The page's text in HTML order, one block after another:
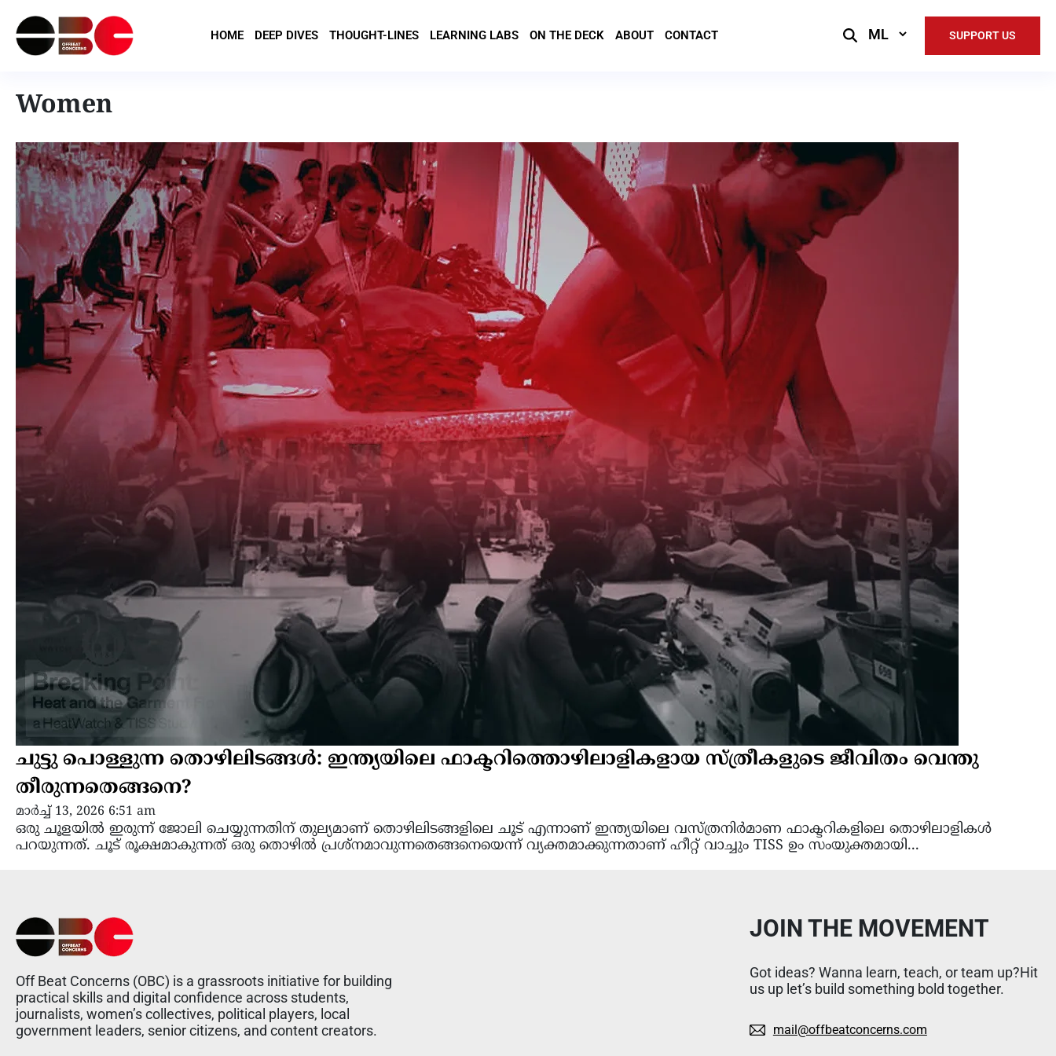
HOME DEEP DIVES THOUGHT-LINES LEARNING LABS ON THE DECK ABOUT CONTACT
Select
SUPPORT US
Women
ചുട്ടു പൊള്ളുന്ന തൊഴിലിടങ്ങള്‍: ഇന്ത്യയിലെ ഫാക്ടറിത്തൊഴിലാളികളായ സ്ത്രീകളുടെ ജീവിതം വെന്തു
തീരുന്നതെങ്ങനെ?
മാർച്ച്‌ 13, 2026 6:51 am
ഒരു ചൂളയിൽ ഇരുന്ന് ജോലി ചെയ്യുന്നതിന് തുല്യമാണ് തൊഴിലിടങ്ങളിലെ ചൂട് എന്നാണ് ഇന്ത്യയിലെ വസ്ത്രനിർമാണ ഫാക്ടറികളിലെ തൊഴിലാളികൾ
പറയുന്നത്. ചൂട് രൂക്ഷമാകുന്നത് ഒരു തൊഴിൽ പ്രശ്നമാവുന്നതെങ്ങനെയെന്ന് വ്യക്തമാക്കുന്നതാണ് ഹീറ്റ് വാച്ചും TISS ഉം സംയുക്തമായി...
Off Beat Concerns (OBC) is a grassroots initiative for building
practical skills and digital confidence across students,
journalists, women’s collectives, political players, local
government leaders, senior citizens, and content creators.
JOIN THE MOVEMENT
Got ideas? Wanna learn, teach, or team up?Hit
us up let’s build something bold together.
mail@offbeatconcerns.com